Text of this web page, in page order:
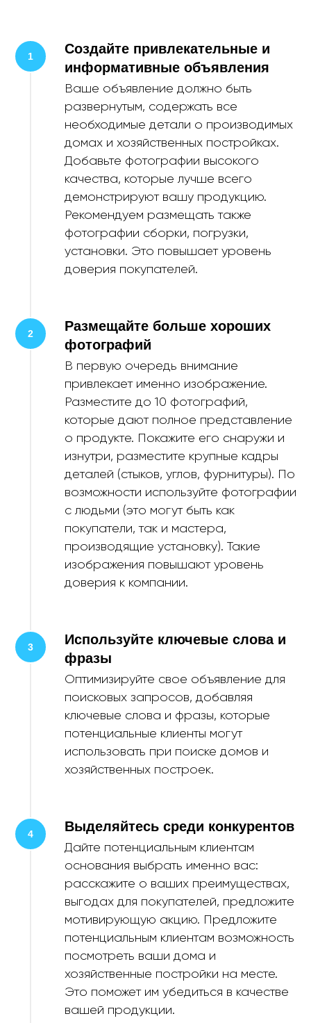
Создайте привлекательные и
информативные объявления
Ваше объявление должно быть
развернутым, содержать все
необходимые детали о производимых
домах и хозяйственных постройках.
Добавьте фотографии высокого
качества, которые лучше всего
демонстрируют вашу продукцию.
Рекомендуем размещать также
фотографии сборки, погрузки,
установки. Это повышает уровень
доверия покупателей.
Размещайте больше хороших
фотографий
В первую очередь внимание
привлекает именно изображение.
Разместите до 10 фотографий,
которые дают полное представление
о продукте. Покажите его снаружи и
изнутри, разместите крупные кадры
деталей (стыков, углов, фурнитуры). По
возможности используйте фотографии
с людьми (это могут быть как
покупатели, так и мастера,
производящие установку). Такие
изображения повышают уровень
доверия к компании.
Используйте ключевые слова и
фразы
Оптимизируйте свое объявление для
поисковых запросов, добавляя
ключевые слова и фразы, которые
потенциальные клиенты могут
использовать при поиске домов и
хозяйственных построек.
Выделяйтесь среди конкурентов
Дайте потенциальным клиентам
основания выбрать именно вас:
расскажите о ваших преимуществах,
выгодах для покупателей, предложите
мотивирующую акцию. Предложите
потенциальным клиентам возможность
посмотреть ваши дома и
хозяйственные постройки на месте.
Это поможет им убедиться в качестве
вашей продукции.